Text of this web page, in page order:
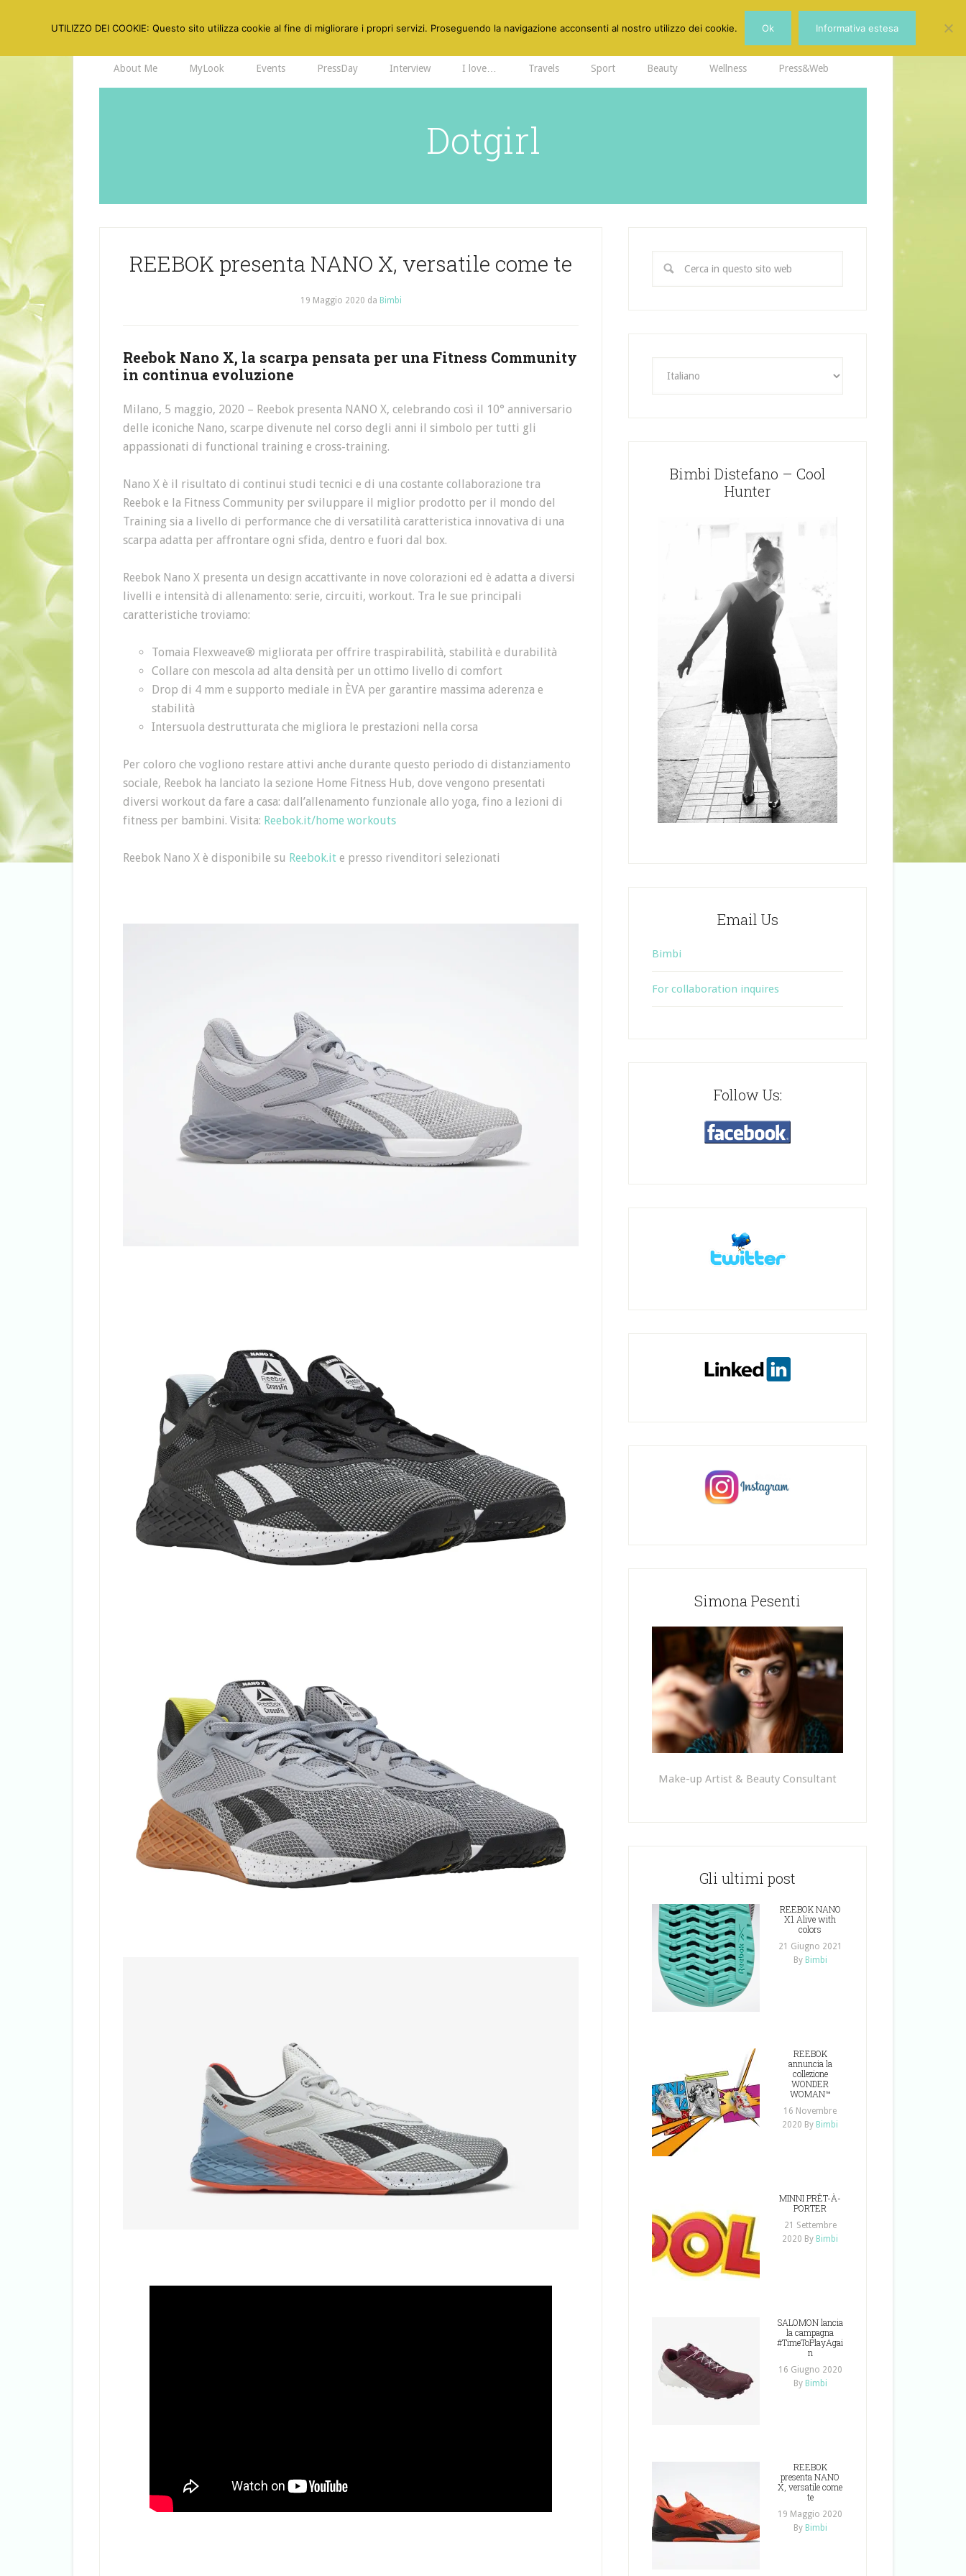
About Me MyLook Events PressDay Interview I love… Travels Sport Beauty Wellness Press&Web
Dotgirl
REEBOK presenta NANO X, versatile come te
19 Maggio 2020 da Bimbi
Reebok Nano X, la scarpa pensata per una Fitness Community
in continua evoluzione
Milano, 5 maggio, 2020 – Reebok presenta NANO X, celebrando così il 10° anniversario
delle iconiche Nano, scarpe divenute nel corso degli anni il simbolo per tutti gli
appassionati di functional training e cross-training.
Nano X è il risultato di continui studi tecnici e di una costante collaborazione tra
Reebok e la Fitness Community per sviluppare il miglior prodotto per il mondo del
Training sia a livello di performance che di versatilità caratteristica innovativa di una
scarpa adatta per affrontare ogni sfida, dentro e fuori dal box.
Reebok Nano X presenta un design accattivante in nove colorazioni ed è adatta a diversi
livelli e intensità di allenamento: serie, circuiti, workout. Tra le sue principali
caratteristiche troviamo:
Tomaia Flexweave® migliorata per offrire traspirabilità, stabilità e durabilità
Collare con mescola ad alta densità per un ottimo livello di comfort
Drop di 4 mm e supporto mediale in ÈVA per garantire massima aderenza e
stabilità
Intersuola destrutturata che migliora le prestazioni nella corsa
Per coloro che vogliono restare attivi anche durante questo periodo di distanziamento
sociale, Reebok ha lanciato la sezione Home Fitness Hub, dove vengono presentati
diversi workout da fare a casa: dall’allenamento funzionale allo yoga, fino a lezioni di
fitness per bambini. Visita: Reebok.it/home workouts
Reebok Nano X è disponibile su Reebok.it e presso rivenditori selezionati
Bimbi Distefano – Cool
Hunter
Email Us
Bimbi
For collaboration inquires
Follow Us:
Simona Pesenti
Make-up Artist & Beauty Consultant
Gli ultimi post
REEBOK NANO
X1 Alive with
colors
21 Giugno 2021
By Bimbi
REEBOK
annuncia la
collezione
WONDER
WOMAN™
16 Novembre
2020 By Bimbi
MINNI PRÊT-À-
PORTER
21 Settembre
2020 By Bimbi
SALOMON lancia
la campagna
#TimeToPlayAgai
n
16 Giugno 2020
By Bimbi
REEBOK
presenta NANO
X, versatile come
te
19 Maggio 2020
By Bimbi
UTILIZZO DEI COOKIE: Questo sito utilizza cookie al fine di migliorare i propri servizi. Proseguendo la navigazione acconsenti al nostro utilizzo dei cookie. Ok Informativa estesa